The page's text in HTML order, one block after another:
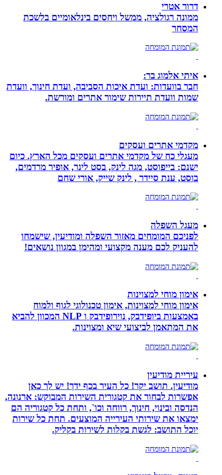
דרור אטרי
ממונה רגולציה, ממשל ויחסים בינלאומיים בלשכת
המסחר
איתי אלמוג בר:
חבר בוועדות: ועדת איכות הסביבה, ועדת חינוך, וועדת
שמות וועדת תיירות שימור אתרים ומורשת.
מקדמי אתרים ועסקים
מעגלי כח של מקדמי אתרים ועסקים מכל הארץ. כיום
ישנם: בייפוסט, מגה לינק, בסט לינר, אופיר מרדמים,
בוסט, ענת סיידר , לינק שייק, אורי שחם
מעגל השפלה
לפניכם המומחים מאזור השפלה ומודיעין, שישמחו
להעניק לכם מענה מקצועי ומהימן במגוון נושאים!
אימון מוחי למצוינות
אימון מוחי למצוינות, אימון טכנולוגי לגוף ולמוח
באמצעות ביופידבק, נוירופידבק ו NLP המכוון להביא
את המתאמן לביצועי שיא ומצוינות.
עיריית מודיעין
מודיעין. תושב יקר! כל העיר בכף ידך! יש לך כאן
אפשרות לבחור את קטגורית השירות המבוקש: ארנונה,
הנדסה ובינוי, חינוך, רווחה וכו`, ותחת כל קטגוריה הם
ימצאו את שירותי העירייה המוצעים. תחת כל שירות
יוכל התושב: לגשת בקלות לשירות בקליק.